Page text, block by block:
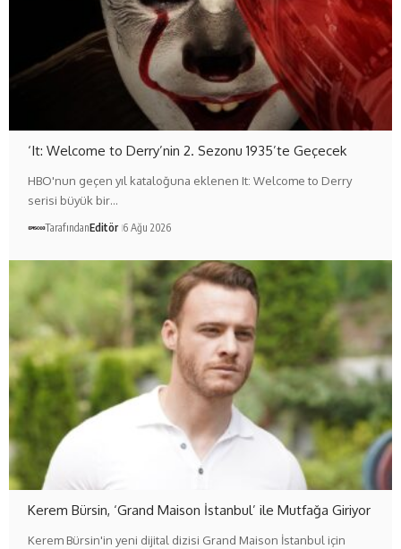
‘It: Welcome to Derry’nin 2. Sezonu 1935’te Geçecek
HBO'nun geçen yıl kataloğuna eklenen It: Welcome to Derry
serisi büyük bir…
TarafındanEditör 6 Ağu 2026
Kerem Bürsin, ‘Grand Maison İstanbul’ ile Mutfağa Giriyor
Kerem Bürsin'in yeni dijital dizisi Grand Maison İstanbul için